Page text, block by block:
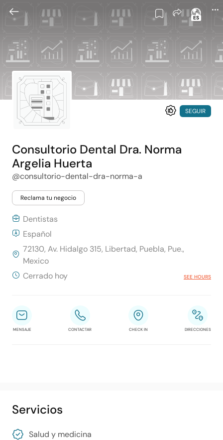
ES
SEGUIR
Consultorio Dental Dra. Norma
Argelia Huerta
@consultorio-dental-dra-norma-a
Reclama tu negocio
Dentistas
Español
72130, Av. Hidalgo 315, Libertad, Puebla, Pue.,
Mexico
Cerrado hoy
SEE HOURS
MENSAJE CONTACTAR CHECK IN DIRECCIONES
Servicios
Salud y medicina